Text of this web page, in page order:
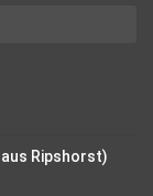
Ripshorst)